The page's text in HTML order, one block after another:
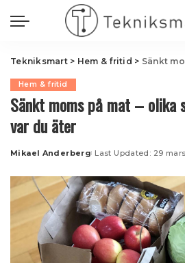
Tekniksmart> Hem & fritid > Sänkt moms på
Hem & fritid
Sänkt moms på mat – olika
var du äter
Posted
Mikael Anderberg Last Updated: 29